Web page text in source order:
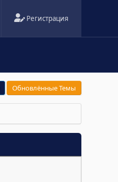
Регистрация
Обновлённые Темы